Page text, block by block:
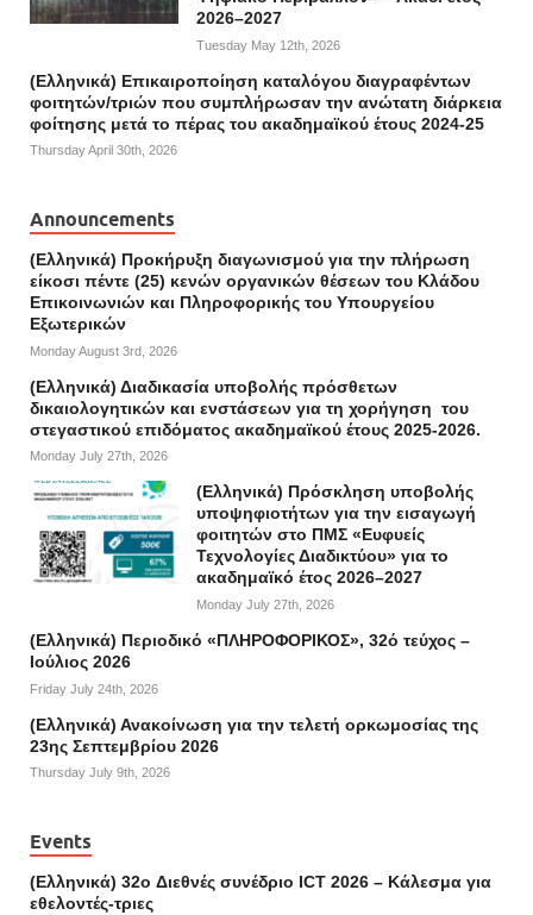
2026–2027
Tuesday May 12th, 2026
(Ελληνικά) Επικαιροποίηση καταλόγου διαγραφέντων
φοιτητών/τριών που συμπλήρωσαν την ανώτατη διάρκεια
φοίτησης μετά το πέρας του ακαδημαϊκού έτους 2024-25
Thursday April 30th, 2026
Announcements
(Ελληνικά) Προκήρυξη διαγωνισμού για την πλήρωση
είκοσι πέντε (25) κενών οργανικών θέσεων του Κλάδου
Επικοινωνιών και Πληροφορικής του Υπουργείου
Εξωτερικών
Monday August 3rd, 2026
(Ελληνικά) Διαδικασία υποβολής πρόσθετων
δικαιολογητικών και ενστάσεων για τη χορήγηση του
στεγαστικού επιδόματος ακαδημαϊκού έτους 2025-2026.
Monday July 27th, 2026
(Ελληνικά) Πρόσκληση υποβολής
υποψηφιοτήτων για την εισαγωγή
φοιτητών στο ΠΜΣ «Ευφυείς
Τεχνολογίες Διαδικτύου» για το
ακαδημαϊκό έτος 2026–2027
Monday July 27th, 2026
(Ελληνικά) Περιοδικό «ΠΛΗΡΟΦΟΡΙΚΟΣ», 32ό τεύχος –
Ιούλιος 2026
Friday July 24th, 2026
(Ελληνικά) Ανακοίνωση για την τελετή ορκωμοσίας της
23ης Σεπτεμβρίου 2026
Thursday July 9th, 2026
Events
(Ελληνικά) 32o Διεθνές συνέδριο ICT 2026 – Κάλεσμα για
εθελοντές-τριες